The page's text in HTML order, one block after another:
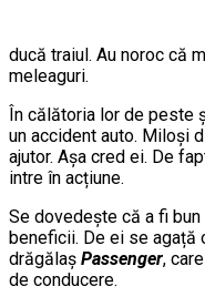
ducă traiul. Au noroc că
meleaguri.
În călătoria lor de peste
un accident auto. Miloși
ajutor. Așa cred ei. De
intre în acțiune.
Se dovedește că a fi
beneficii. De ei se agață
drăgălaș Passenger,
de conducere.